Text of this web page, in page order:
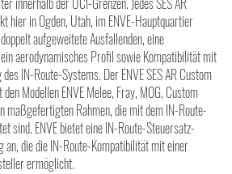
hier in Ogden, Utah, im ENVE-Hauptquartier
aufgeweitete Ausfallenden, eine
aerodynamisches Profil sowie Kompatibilität mit
IN-Route-Systems. Der ENVE SES AR Custom
Modellen ENVE Melee, Fray, MOG, Custom
maßgefertigten Rahmen, die mit dem IN-Route-
sind. ENVE bietet eine IN-Route-Steuersatz-
an, die die IN-Route-Kompatibilität mit einer
ermöglicht.